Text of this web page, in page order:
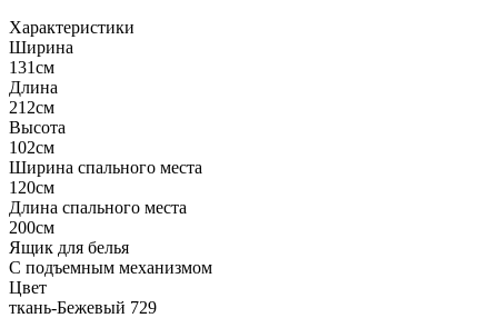
Характеристики
Ширина
131см
Длина
212см
Высота
102см
Ширина спального места
120см
Длина спального места
200см
Ящик для белья
С подъемным механизмом
Цвет
ткань-Бежевый 729